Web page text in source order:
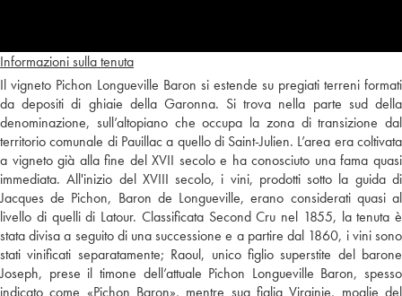
Informazioni sulla tenuta
Il vigneto Pichon Longueville Baron si estende su pregiati terreni formati
da depositi di ghiaie della Garonna. Si trova nella parte sud della
denominazione, sull’altopiano che occupa la zona di transizione dal
territorio comunale di Pauillac a quello di Saint-Julien. L’area era coltivata
a vigneto già alla fine del XVII secolo e ha conosciuto una fama quasi
immediata. All'inizio del XVIII secolo, i vini, prodotti sotto la guida di
Jacques de Pichon, Baron de Longueville, erano considerati quasi al
livello di quelli di Latour. Classificata Second Cru nel 1855, la tenuta è
stata divisa a seguito di una successione e a partire dal 1860, i vini sono
stati vinificati separatamente; Raoul, unico figlio superstite del barone
Joseph, prese il timone dell’attuale Pichon Longueville Baron, spesso
indicato come «Pichon Baron», mentre sua figlia Virginie, moglie del